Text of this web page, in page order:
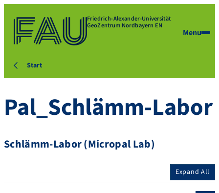
Friedrich-Alexander-Universität
GeoZentrum Nordbayern EN
Menu
Start
Pal_Schlämm-Labor
Schlämm-Labor (Micropal Lab)
Expand All